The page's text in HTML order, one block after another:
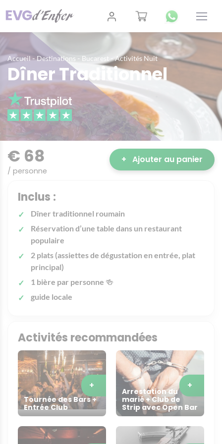
Accueil-Destinations - Bucarest -Activités Nuit
Dîner Traditionnel
€ 68
/ personne
+ Ajouter au panier
Inclus :
Dîner traditionnel roumain
Réservation d’une table dans un restaurant
populaire
2 plats (assiettes de dégustation en entrée, plat
principal)
1 bière par personne 🍻
guide locale
Activités recommandées
Tournée des Bars +
Entrée Club
+
Arrestation du
marié + Club de
Strip avec Open Bar
+